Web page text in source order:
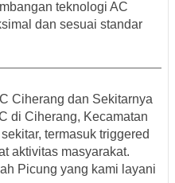
teknologi AC
dan sesuai standar
Ciherang dan Sekitarnya
di Ciherang, Kecamatan
termasuk triggered
aktivitas masyarakat.
Picung yang kami layani